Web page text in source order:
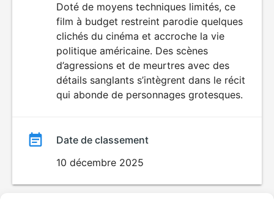
Doté de moyens techniques limités, ce
film à budget restreint parodie quelques
clichés du cinéma et accroche la vie
politique américaine. Des scènes
d’agressions et de meurtres avec des
détails sanglants s’intègrent dans le récit
qui abonde de personnages grotesques.
Date de classement
10 décembre 2025